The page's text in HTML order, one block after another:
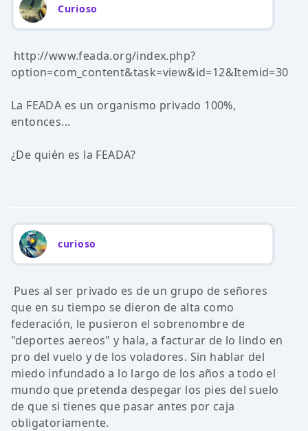
Curioso
http://www.feada.org/index.php?
option=com_content&task=view&id=12&Itemid=30
La FEADA es un organismo privado 100%,
entonces...
¿De quién es la FEADA?
curioso
Pues al ser privado es de un grupo de señores
que en su tiempo se dieron de alta como
federación, le pusieron el sobrenombre de
"deportes aereos" y hala, a facturar de lo lindo en
pro del vuelo y de los voladores. Sin hablar del
miedo infundado a lo largo de los años a todo el
mundo que pretenda despegar los pies del suelo
de que si tienes que pasar antes por caja
obligatoriamente.